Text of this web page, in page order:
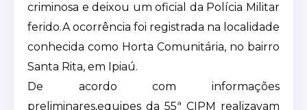
criminosa e deixou um oficial da Polícia Militar
ferido.A ocorrência foi registrada na localidade
conhecida como Horta Comunitária, no bairro
Santa Rita, em Ipiaú.
De acordo com informações
preliminares,equipes da 55ª CIPM realizavam